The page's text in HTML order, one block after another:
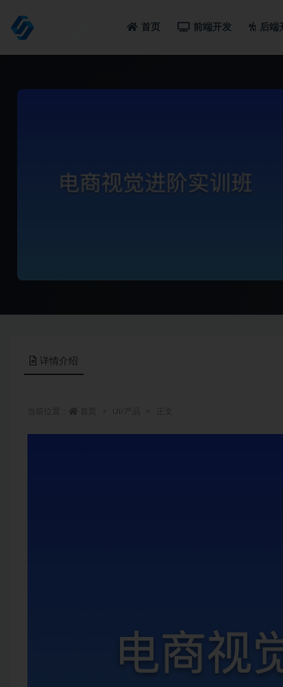
首页 前端开发 后端
详情介绍